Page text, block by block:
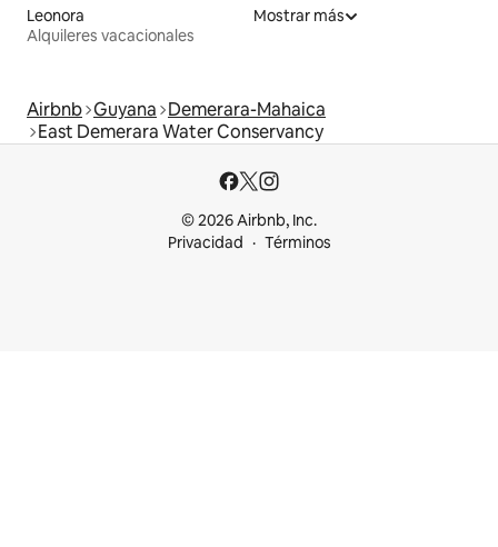
Leonora
Alquileres vacacionales
Mostrar más
Airbnb Guyana Demerara-Mahaica
East Demerara Water Conservancy
© 2026 Airbnb, Inc.
Privacidad
Términos